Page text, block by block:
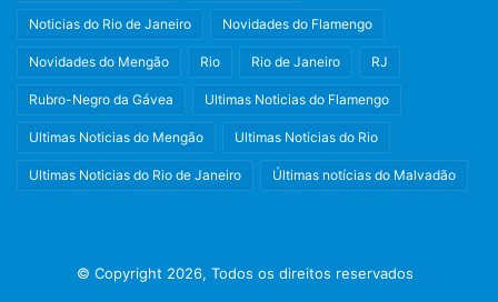
Noticias do Rio de Janeiro Novidades do Flamengo
Novidades do Mengão Rio Rio de Janeiro RJ
Rubro-Negro da Gávea Ultimas Noticias do Flamengo
Ultimas Noticias do Mengão Ultimas Noticias do Rio
Ultimas Noticias do Rio de Janeiro Últimas notícias do Malvadão
© Copyright 2026, Todos os direitos reservados